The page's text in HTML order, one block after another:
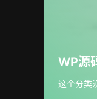
WP源
这个分类